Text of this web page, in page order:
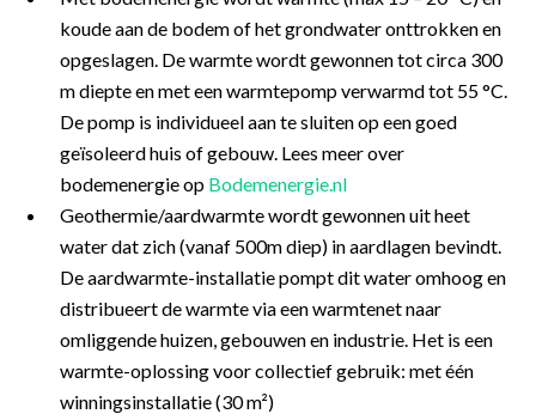
koude aan de bodem of het grondwater onttrokken en
opgeslagen. De warmte wordt gewonnen tot circa 300
m diepte en met een warmtepomp verwarmd tot 55 °C.
De pomp is individueel aan te sluiten op een goed
geïsoleerd huis of gebouw. Lees meer over
bodemenergie op Bodemenergie.nl
Geothermie/aardwarmte wordt gewonnen uit heet
water dat zich (vanaf 500m diep) in aardlagen bevindt.
De aardwarmte-installatie pompt dit water omhoog en
distribueert de warmte via een warmtenet naar
omliggende huizen, gebouwen en industrie. Het is een
warmte-oplossing voor collectief gebruik: met één
winningsinstallatie (30 m²)